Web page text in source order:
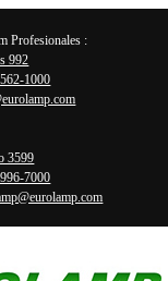
Profesionales :
992
1000
3599
7000